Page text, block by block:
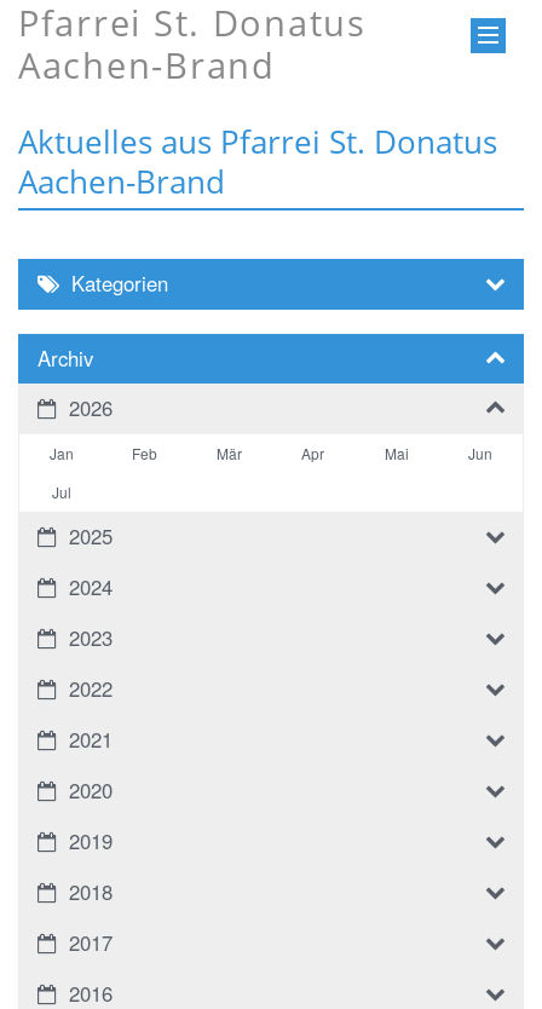
Pfarrei St. Donatus
Aachen-Brand
Aktuelles aus Pfarrei St. Donatus
Aachen-Brand
Kategorien
Archiv
2026
Jan Feb Mär Apr Mai
Jun
Jul
2025
2024
2023
2022
2021
2020
2019
2018
2017
2016